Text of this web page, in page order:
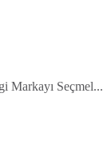
Markayı Seçmel...